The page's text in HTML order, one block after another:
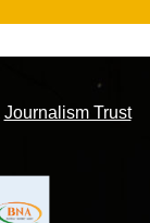
Journalism Trust